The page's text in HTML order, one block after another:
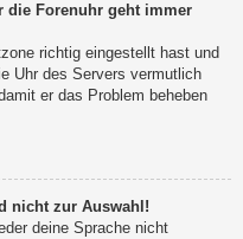
die Forenuhr geht immer
richtig eingestellt hast und
Uhr des Servers vermutlich
er das Problem beheben
nicht zur Auswahl!
deine Sprache nicht